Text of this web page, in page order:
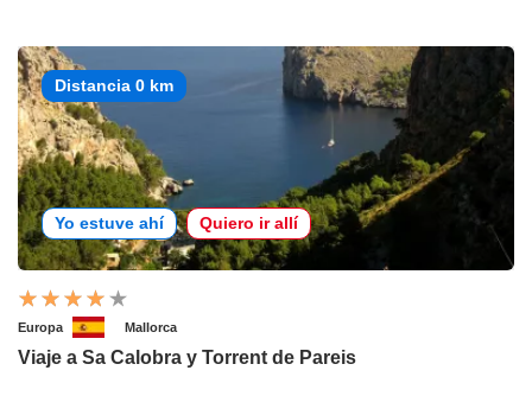
Distancia 0 km
Yo estuve ahí Quiero ir allí
Europa Mallorca
Viaje a Sa Calobra y Torrent de Pareis